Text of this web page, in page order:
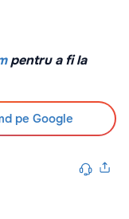
pentru a fi la
pe Google